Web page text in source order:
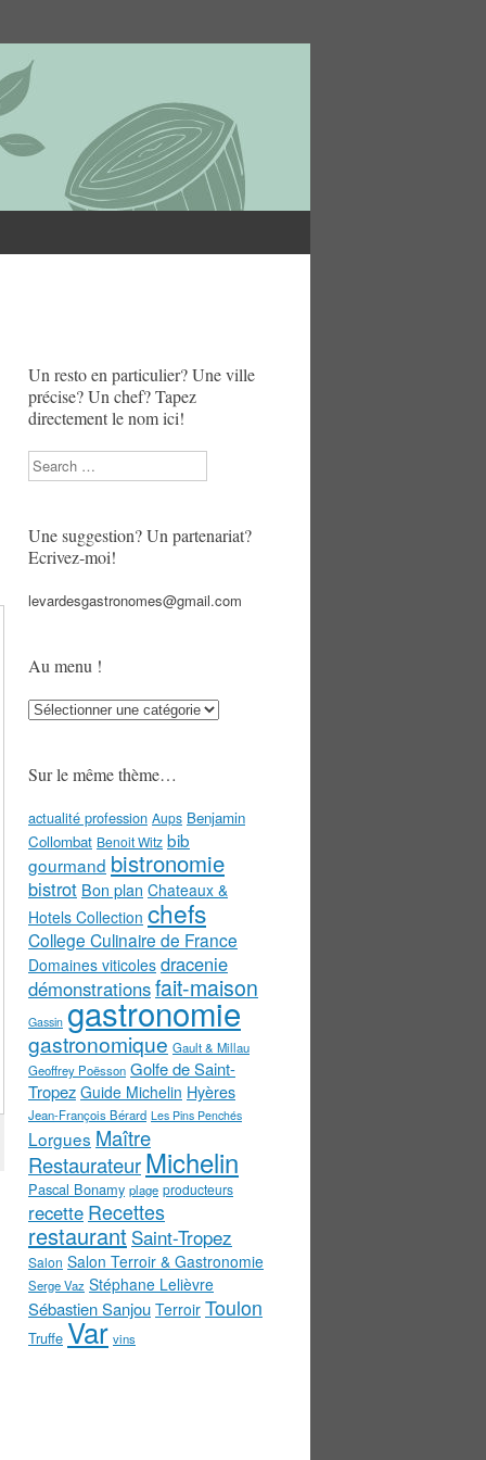
Un resto en particulier? Une ville
précise? Un chef? Tapez
directement le nom ici!
Search
Une suggestion? Un partenariat?
Ecrivez-moi!
levardesgastronomes@gmail.com
Au menu !
Au
Sur le même thème…
actualité profession Aups Benjamin
Collombat Benoit Witz bib
gourmand bistronomie
bistrot Bon plan Chateaux &
Hotels Collection chefs
College Culinaire de France
Domaines viticoles dracenie
démonstrationsfait-maison
Gassin gastronomie
gastronomique Gault & Millau
Geoffrey Poësson Golfe de Saint-
Tropez Guide Michelin Hyères
Jean-François Bérard Les Pins Penchés
Lorgues Maître
RestaurateurMichelin
Pascal Bonamy plage producteurs
recette Recettes
restaurant Saint-Tropez
Salon Salon Terroir & Gastronomie
Serge Vaz Stéphane Lelièvre
Sébastien Sanjou Terroir Toulon
Truffe Var vins